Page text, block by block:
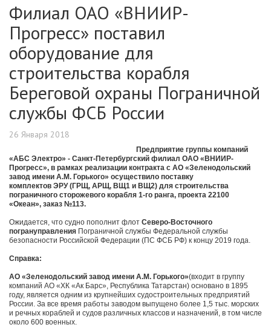
Филиал ОАО «ВНИИР-
Прогресс» поставил
оборудование для
строительства корабля
Береговой охраны Пограничной
службы ФСБ России
26 Января 2018
Предприятие группы компаний
«АБС Электро» - Санкт-Петербургский филиал ОАО «ВНИИР-
Прогресс», в рамках реализации контракта с АО «Зеленодольский
завод имени А.М. Горького» осуществило поставку
комплектов ЭРУ (ГРЩ, АРЩ, ВЩ1 и ВЩ2) для строительства
пограничного сторожевого корабля 1-го ранга, проекта 22100
«Океан», заказ №113.
Ожидается, что судно пополнит флот Северо-Восточного
погрануправления Пограничной службы Федеральной службы
безопасности Российской Федерации (ПС ФСБ РФ) к концу 2019 года.
Справка:
АО «Зеленодольский завод имени А.М. Горького»(входит в группу
компаний АО «ХК «Ак Барс», Республика Татарстан) основано в 1895
году, является одним из крупнейших судостроительных предприятий
России. За все время работы заводом выпущено более 1,5 тыс. морских
и речных кораблей и судов различных классов и назначений, в том числе
около 600 военных.